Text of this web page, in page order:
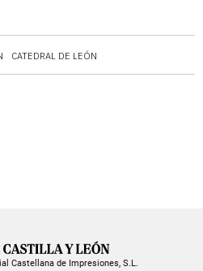
CATEDRAL DE LEÓN
Castellana de Impresiones, S.L.